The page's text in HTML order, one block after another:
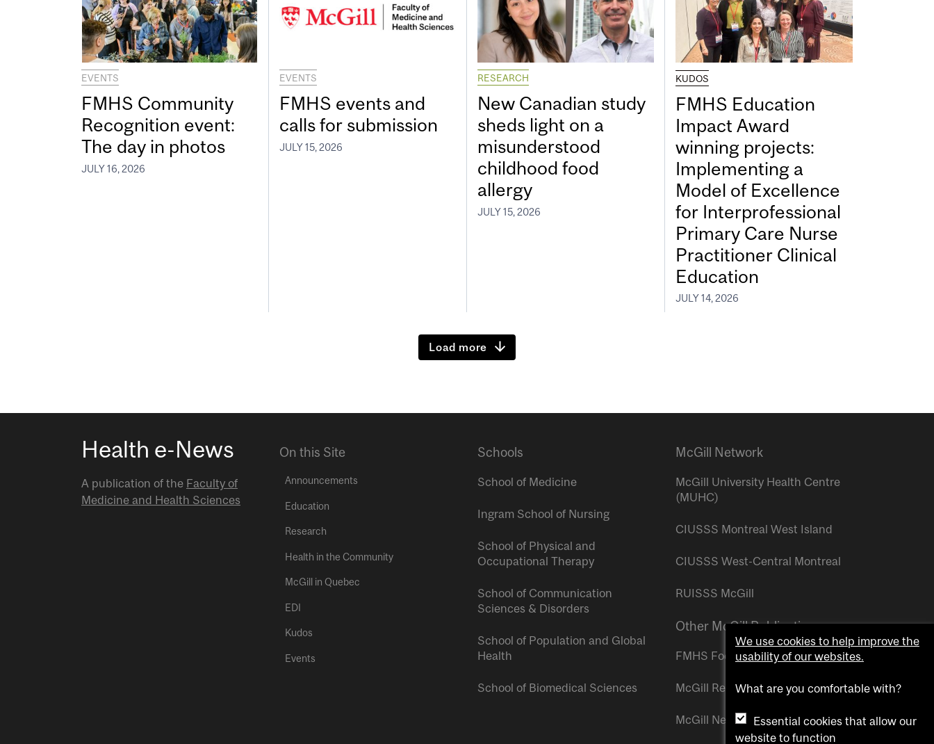
EVENTS
FMHS Community
Recognition event:
The day in photos
JULY 16, 2026
EVENTS
FMHS events and
calls for submission
JULY 15, 2026
RESEARCH
New Canadian study
sheds light on a
misunderstood
childhood food
allergy
JULY 15, 2026
KUDOS
FMHS Education
Impact Award
winning projects:
Implementing a
Model of Excellence
for Interprofessional
Primary Care Nurse
Practitioner Clinical
Education
JULY 14, 2026
Load more
Health e-News
A publication of the Faculty of
Medicine and Health Sciences
On this Site
Announcements
Education
Research
Health in the Community
McGill in Quebec
EDI
Kudos
Events
Schools
School of Medicine
Ingram School of Nursing
School of Physical and
Occupational Therapy
School of Communication
Sciences & Disorders
School of Population and Global
Health
School of Biomedical Sciences
McGill Network
McGill University Health Centre
(MUHC)
CIUSSS Montreal West Island
CIUSSS West-Central Montreal
RUISSS McGill
Other McGill Publications
FMHS Focus
McGill Reporter
McGill Newsroom
We use cookies to help improve the
usability of our websites.
What are you comfortable with?
Essential cookies that allow our
website to function